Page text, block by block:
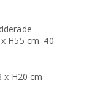
H55 cm. 40
x H20 cm